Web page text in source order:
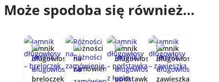
Może spodoba się również…
Jamnik
długowłosy
–
breloczek
Różności
na
zamówienie
Jamnik
długowłosy
–
podstawka
Jamnik
długowłosy
–
zawieszka